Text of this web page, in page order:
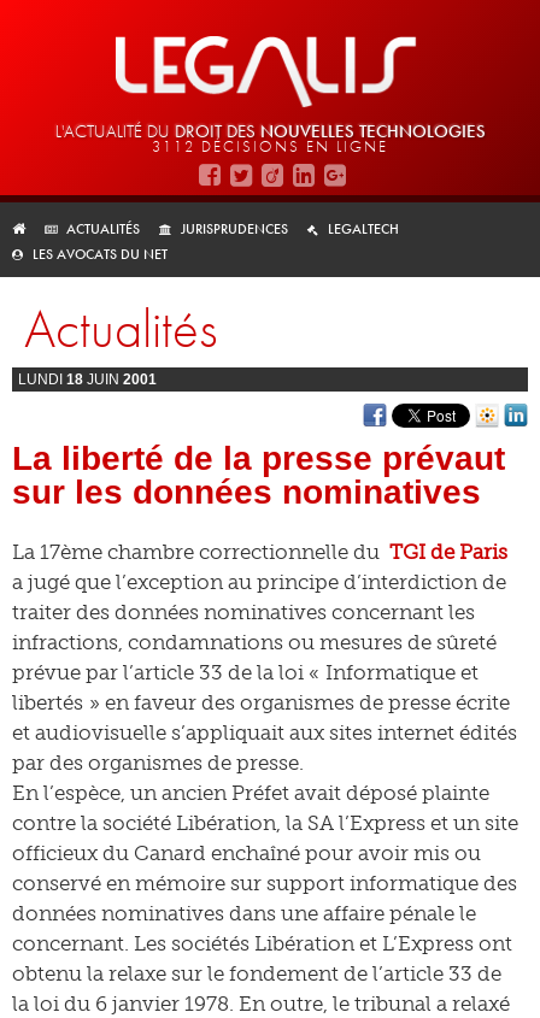
L'ACTUALITÉ DU DROIT DES NOUVELLES TECHNOLOGIES
3112 DÉCISIONS EN LIGNE
ACTUALITÉS JURISPRUDENCES
LEGALTECH
LES AVOCATS DU NET
Actualités
LUNDI 18 JUIN 2001
La liberté de la presse prévaut
sur les données nominatives
La 17ème chambre correctionnelle du TGI de Paris
a jugé que l’exception au principe d’interdiction de
traiter des données nominatives concernant les
infractions, condamnations ou mesures de sûreté
prévue par l’article 33 de la loi « Informatique et
libertés » en faveur des organismes de presse écrite
et audiovisuelle s’appliquait aux sites internet édités
par des organismes de presse.
En l’espèce, un ancien Préfet avait déposé plainte
contre la société Libération, la SA l’Express et un site
officieux du Canard enchaîné pour avoir mis ou
conservé en mémoire sur support informatique des
données nominatives dans une affaire pénale le
concernant. Les sociétés Libération et L’Express ont
obtenu la relaxe sur le fondement de l’article 33 de
la loi du 6 janvier 1978. En outre, le tribunal a relaxé